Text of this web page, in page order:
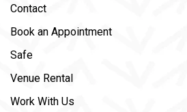
Contact
Book an Appointment
Safe
Venue Rental
Work With Us